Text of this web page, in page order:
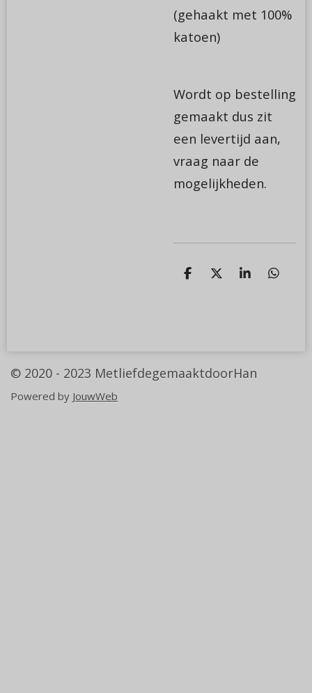
(gehaakt met 100%
katoen)
Wordt op bestelling
gemaakt dus zit
een levertijd aan,
vraag naar de
mogelijkheden.
D
D
S
D
© 2020 - 2023 MetliefdegemaaktdoorHan
Powered by JouwWeb